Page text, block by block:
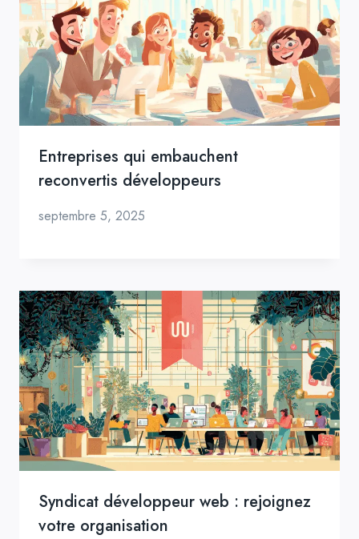
Entreprises qui embauchent
reconvertis développeurs
septembre 5, 2025
Syndicat développeur web : rejoignez
votre organisation